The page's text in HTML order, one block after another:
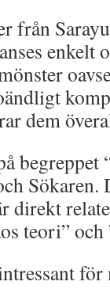
från
enkelt
dem
begreppet
Sökaren.
direkt
teori”
för